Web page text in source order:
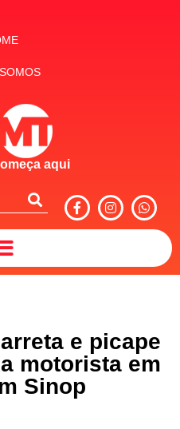
aqui
e picape
motorista em
Sinop